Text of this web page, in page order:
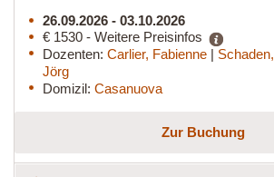
26.09.2026 - 03.10.2026
€ 1530 - Weitere Preisinfos
Dozenten: Carlier, Fabienne | Schaden,
Jörg
Domizil: Casanuova
Zur Buchung